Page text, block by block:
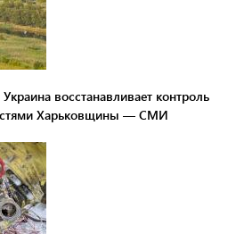
восстанавливает контроль
Харьковщины — СМИ